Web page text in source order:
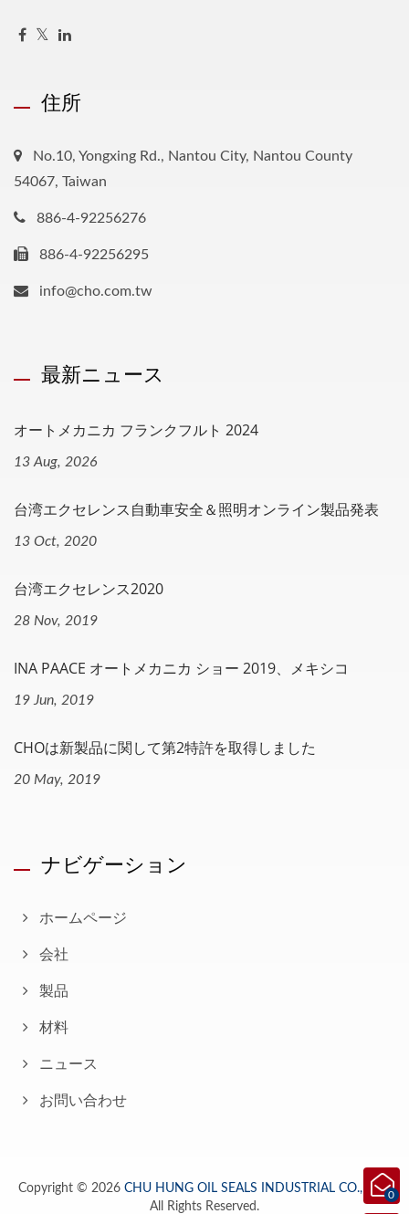
0
住所
No.10, Yongxing Rd., Nantou City, Nantou County
54067, Taiwan
886-4-92256276
886-4-92256295
info@cho.com.tw
最新ニュース
オートメカニカ フランクフルト 2024
13 Aug, 2026
台湾エクセレンス自動車安全＆照明オンライン製品発表
13 Oct, 2020
台湾エクセレンス2020
28 Nov, 2019
INA PAACE オートメカニカ ショー 2019、メキシコ
19 Jun, 2019
CHOは新製品に関して第2特許を取得しました
20 May, 2019
ナビゲーション
ホームページ
会社
製品
材料
ニュース
お問い合わせ
Copyright © 2026 CHU HUNG OIL SEALS INDUSTRIAL CO., LTD.
All Rights Reserved.